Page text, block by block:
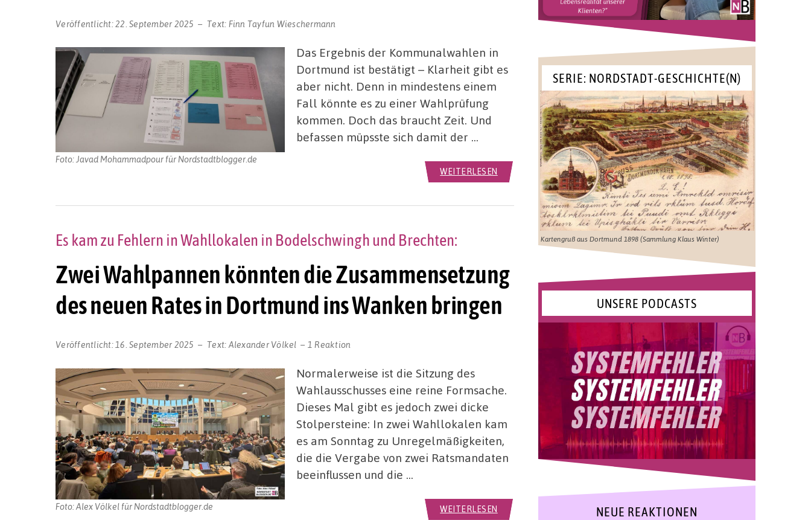
Veröffentlicht:22. September 2025 Text: Finn Tayfun Wieschermann
Foto: Javad Mohammadpour für Nordstadtblogger.de
Das Ergebnis der Kommunalwahlen in
Dortmund ist bestätigt – Klarheit gibt es
aber nicht. Denn in mindestens einem
Fall könnte es zu einer Wahlprüfung
kommen. Doch das braucht Zeit. Und
befassen müpsste sich damit der …
WEITERLESEN
Zwei Wahlpannen könnten die Zusammensetzung
des neuen Rates in Dortmund ins Wanken bringen
Es kam zu Fehlern in Wahllokalen in Bodelschwingh und Brechten:
Veröffentlicht: 16. September 2025 Text: Alexander Völkel 1 Reaktion
Foto: Alex Völkel für Nordstadtblogger.de
Normalerweise ist die Sitzung des
Wahlausschusses eine reine Formsache.
Dieses Mal gibt es jedoch zwei dicke
Stolpersteine: In zwei Wahllokalen kam
es am Sonntag zu Unregelmäßigkeiten,
die die Vergabe von zwei Ratsmandaten
beeinflussen und die …
WEITERLESEN
SERIE: NORDSTADT-GESCHICHTE(N)
Kartengruß aus Dortmund 1898 (Sammlung Klaus Winter)
UNSERE PODCASTS
NEUE REAKTIONEN